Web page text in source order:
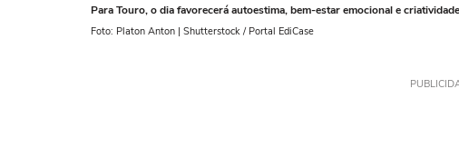
Para Touro, o dia favorecerá autoestima, bem-estar emocional e
Foto: Platon Anton | Shutterstock / Portal EdiCase